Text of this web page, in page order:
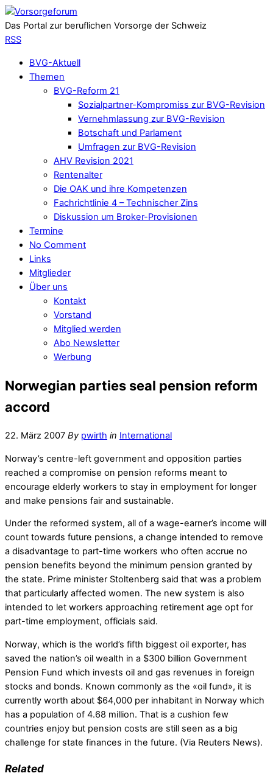
Das Portal zur beruflichen Vorsorge der Schweiz
RSS
BVG-Aktuell
Themen
BVG-Reform 21
Sozialpartner-Kompromiss zur BVG-Revision
Vernehmlassung zur BVG-Revision
Botschaft und Parlament
Umfragen zur BVG-Revision
AHV Revision 2021
Rentenalter
Die OAK und ihre Kompetenzen
Fachrichtlinie 4 – Technischer Zins
Diskussion um Broker-Provisionen
Termine
No Comment
Links
Mitglieder
Über uns
Kontakt
Vorstand
Mitglied werden
Abo Newsletter
Werbung
Norwegian parties seal pension reform
accord
22. März 2007 By pwirth in International
Norway’s centre-left government and opposition parties
reached a compromise on pension reforms meant to
encourage elderly workers to stay in employment for longer
and make pensions fair and sustainable.
Under the reformed system, all of a wage-earner’s income will
count towards future pensions, a change intended to remove
a disadvantage to part-time workers who often accrue no
pension benefits beyond the minimum pension granted by
the state. Prime minister Stoltenberg said that was a problem
that particularly affected women. The new system is also
intended to let workers approaching retirement age opt for
part-time employment, officials said.
Norway, which is the world’s fifth biggest oil exporter, has
saved the nation’s oil wealth in a $300 billion Government
Pension Fund which invests oil and gas revenues in foreign
stocks and bonds. Known commonly as the «oil fund», it is
currently worth about $64,000 per inhabitant in Norway which
has a population of 4.68 million. That is a cushion few
countries enjoy but pension costs are still seen as a big
challenge for state finances in the future. (Via Reuters News).
Related